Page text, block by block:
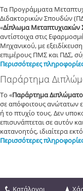
Τα Προγράμματα
Διδακτορικών Σπουδών
«Δίπλωμα
αντίστοιχα στις
Μηχανικού, με
επιμέρους ΠΜΣ και ΠΔΣ,
Περισσότερες
Παράρτημα
Το «Παράρτημα Διπλώματο
σε απόφοιτους ανώτατων
ή το πτυχίο τους. Δεν
επισυνάπτεται σε αυτόν
κατανοητός, ιδιαίτερα
Περισσότερες
Κατάλογοι